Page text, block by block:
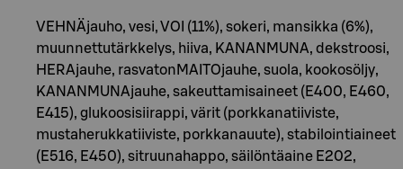
VEHNÄjauho, vesi, VOI (11%), sokeri, mansikka (6%),
muunnettutärkkelys, hiiva, KANANMUNA, dekstroosi,
HERAjauhe, rasvatonMAITOjauhe, suola, kookosöljy,
KANANMUNAjauhe, sakeuttamisaineet (E400, E460,
E415), glukoosisiirappi, värit (porkkanatiiviste,
mustaherukkatiiviste, porkkanauute), stabilointiaineet
(E516, E450), sitruunahappo, säilöntäaine E202,